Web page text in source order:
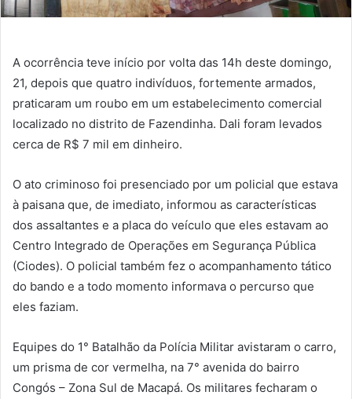
A ocorrência teve início por volta das 14h deste domingo,
21, depois que quatro indivíduos, fortemente armados,
praticaram um roubo em um estabelecimento comercial
localizado no distrito de Fazendinha. Dali foram levados
cerca de R$ 7 mil em dinheiro.
O ato criminoso foi presenciado por um policial que estava
à paisana que, de imediato, informou as características
dos assaltantes e a placa do veículo que eles estavam ao
Centro Integrado de Operações em Segurança Pública
(Ciodes). O policial também fez o acompanhamento tático
do bando e a todo momento informava o percurso que
eles faziam.
Equipes do 1° Batalhão da Polícia Militar avistaram o carro,
um prisma de cor vermelha, na 7° avenida do bairro
Congós – Zona Sul de Macapá. Os militares fecharam o